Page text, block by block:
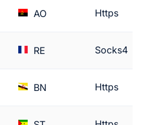
AO Https
RE Socks4
BN Https